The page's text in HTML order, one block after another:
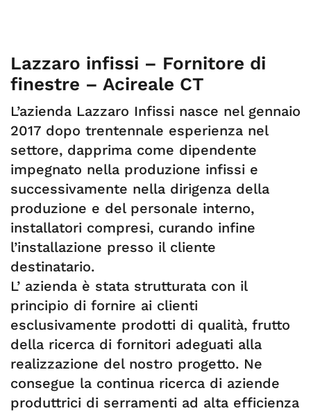
Lazzaro infissi – Fornitore di
finestre – Acireale CT
L’azienda Lazzaro Infissi nasce nel gennaio
2017 dopo trentennale esperienza nel
settore, dapprima come dipendente
impegnato nella produzione infissi e
successivamente nella dirigenza della
produzione e del personale interno,
installatori compresi, curando infine
l’installazione presso il cliente
destinatario.
L’ azienda è stata strutturata con il
principio di fornire ai clienti
esclusivamente prodotti di qualità, frutto
della ricerca di fornitori adeguati alla
realizzazione del nostro progetto. Ne
consegue la continua ricerca di aziende
produttrici di serramenti ad alta efficienza